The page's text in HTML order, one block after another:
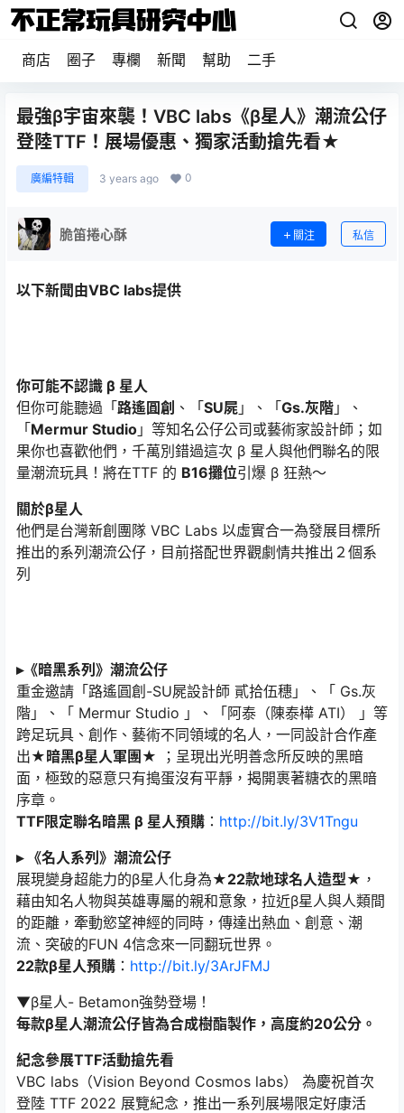
商店 圈子 專欄 新聞 幫助 二手
最強β宇宙來襲！VBC labs《β星人》潮流公仔
登陸TTF！展場優惠、獨家活動搶先看★
廣編特輯 3 years ago 0
脆笛捲心酥 關注 私信
以下新聞由VBC labs提供
你可能不認識 β 星人
但你可能聽過「路遙圓創 、「SU屍 」、「Gs.灰階 」、
「Mermur Studio 」等知名公仔公司或藝術家設計師；如
果你也喜歡他們，千萬別錯過這次 β 星人與他們聯名的限
量潮流玩具！將在TTF 的 B16攤位引爆 β 狂熱～
關於β星人
他們是台灣新創團隊 VBC Labs 以虛實合一為發展目標所
推出的系列潮流公仔，目前搭配世界觀劇情共推出２個系
列
▸《暗黑系列》潮流公仔
重金邀請「路遙圓創-SU屍設計師 貳拾伍穗」、「 Gs.灰
階」、「 Mermur Studio 」、「阿泰（陳泰樺 ATI） 」等
跨足玩具、創作、藝術不同領域的名人，一同設計合作產
出★暗黑β星人軍團★ ；呈現出光明善念所反映的黑暗
面，極致的惡意只有搗蛋沒有平靜，揭開裹著糖衣的黑暗
序章。
TTF限定聯名暗黑 β 星人預購 ： http://bit.ly/3V1Tngu
▸ 《名人系列》潮流公仔
展現變身超能力的β星人化身為★22款地球名人造型★ ，
藉由知名人物與英雄專屬的親和意象，拉近β星人與人類間
的距離，牽動慾望神經的同時，傳達出熱血、創意、潮
流、突破的FUN 4信念來一同翻玩世界。
22款β星人預購 ： http://bit.ly/3ArJFMJ
▼β星人- Betamon強勢登場！
每款β星人潮流公仔皆為合成樹酯製作，高度約20公分。
紀念參展TTF活動搶先看
VBC labs（Vision Beyond Cosmos labs） 為慶祝首次
登陸 TTF 2022 展覽紀念，推出一系列展場限定好康活